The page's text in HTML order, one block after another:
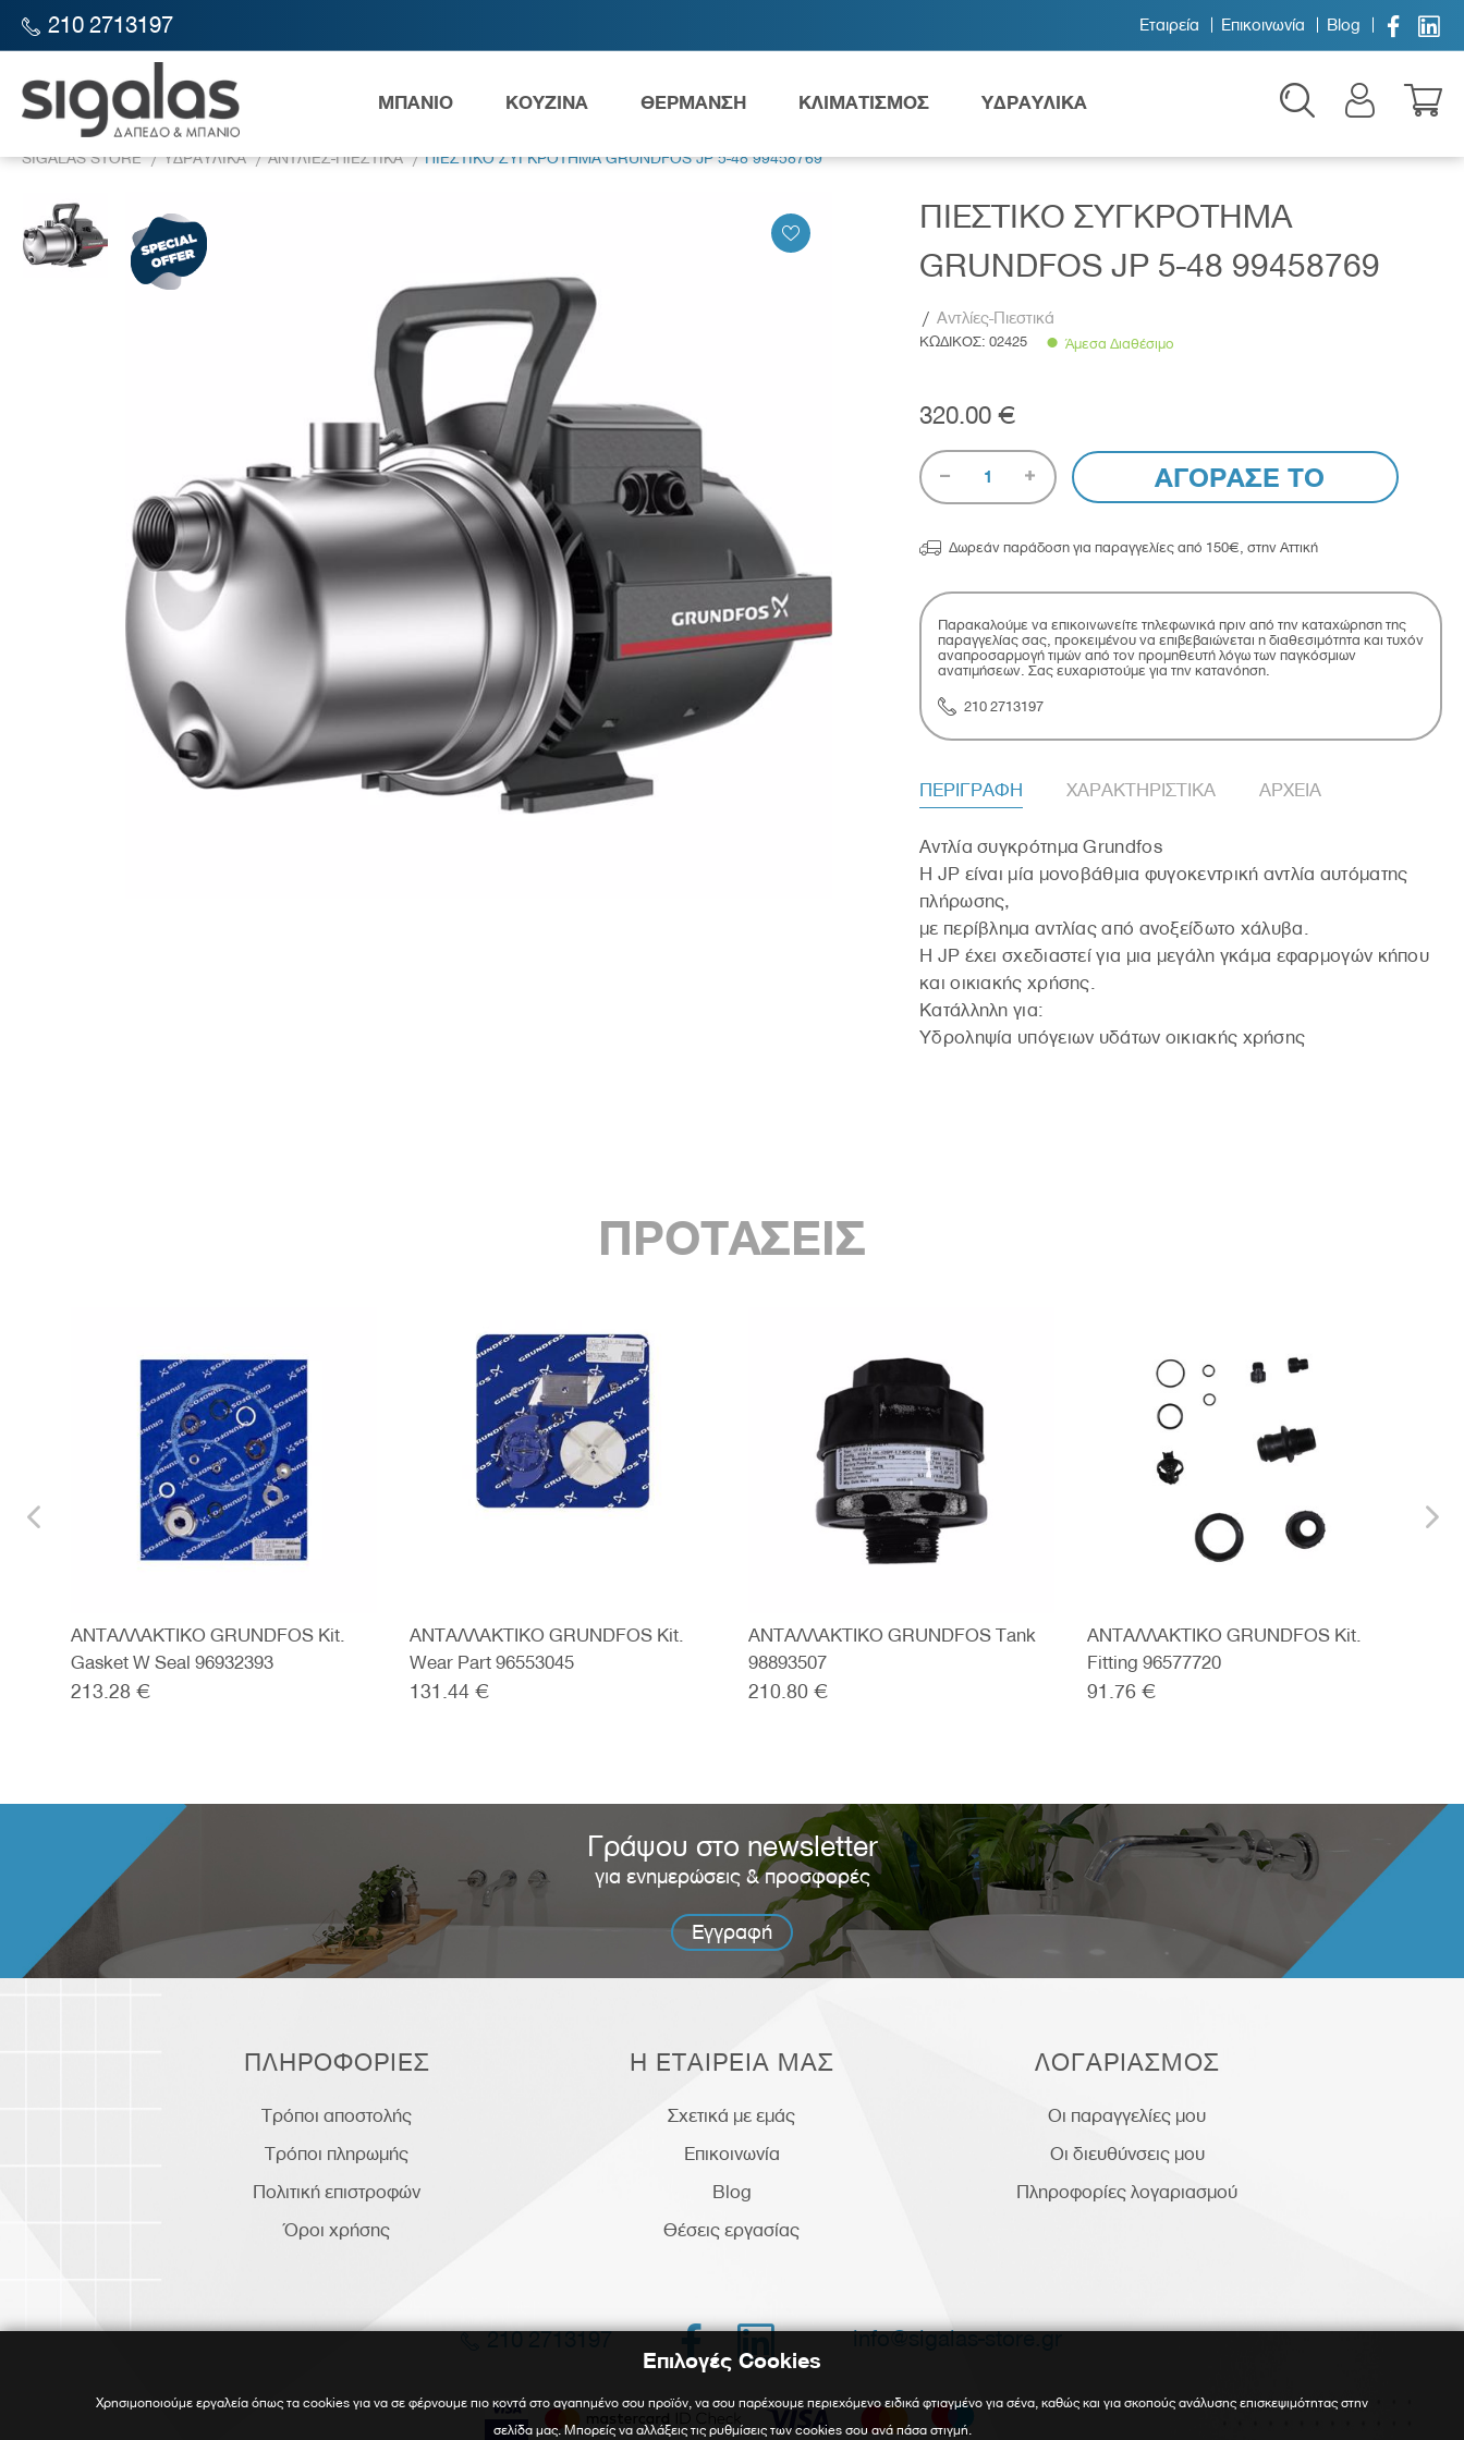
210 2713197 Εταιρεία Επικοινωνία Blog  
ΜΠΑΝΙΟ
AMEA Παιδικά
ΚΟΥΖΙΝΑ ΘΕΡΜΑΝΣΗ ΚΛΙΜΑΤΙΣΜΟΣ ΥΔΡΑΥΛΙΚΑ
SIGALAS STORE ΥΔΡΑΥΛΙΚΑ ΑΝΤΛΙΕΣ-ΠΙΕΣΤΙΚΑ ΠΙΕΣΤΙΚΟ ΣΥΓΚΡΟΤΗΜΑ GRUNDFOS JP 5-48 99458769
ΠΙΕΣΤΙΚΟ ΣΥΓΚΡΟΤΗΜΑ
GRUNDFOS JP 5-48 99458769
/ Αντλίες-Πιεστικά
ΚΩΔΙΚΟΣ: 02425 Άμεσα Διαθέσιμο
320.00 €
1 ΑΓΟΡΑΣΕ ΤΟ
 Δωρεάν παράδοση για παραγγελίες από 150€, στην Αττική
Παρακαλούμε να επικοινωνείτε τηλεφωνικά πριν από την καταχώρηση της
παραγγελίας σας, προκειμένου να επιβεβαιώνεται η διαθεσιμότητα και τυχόν
αναπροσαρμογή τιμών από τον προμηθευτή λόγω των παγκόσμιων
ανατιμήσεων. Σας ευχαριστούμε για την κατανόηση.
210 2713197
ΠΕΡΙΓΡΑΦΗ ΧΑΡΑΚΤΗΡΙΣΤΙΚΑ ΑΡΧΕΙΑ
Αντλία συγκρότημα Grundfos
Η JP είναι μία μονοβάθμια φυγοκεντρική αντλία αυτόματης
πλήρωσης,
με περίβλημα αντλίας από ανοξείδωτο χάλυβα.
Η JP έχει σχεδιαστεί για μια μεγάλη γκάμα εφαρμογών κήπου
και οικιακής χρήσης.
Κατάλληλη για:
Υδροληψία υπόγειων υδάτων οικιακής χρήσης
ΠΡΟΤΑΣΕΙΣ
ΑΝΤΑΛΛΑΚΤΙΚΟ GRUNDFOS Kit.
Gasket W Seal 96932393
213.28 €
ΑΝΤΑΛΛΑΚΤΙΚΟ GRUNDFOS Kit.
Wear Part 96553045
131.44 €
ΑΝΤΑΛΛΑΚΤΙΚΟ GRUNDFOS Tank
98893507
210.80 €
ΑΝΤΑΛΛΑΚΤΙΚΟ GRUNDFOS Kit.
Fitting 96577720
91.76 €
Γράψου στο newsletter
για ενημερώσεις & προσφορές
Εγγραφή
ΠΛΗΡΟΦΟΡΙΕΣ
Τρόποι αποστολής
Τρόποι πληρωμής
Πολιτική επιστροφών
Όροι χρήσης
Η ΕΤΑΙΡΕΙΑ ΜΑΣ
Σχετικά με εμάς
Επικοινωνία
Blog
Θέσεις εργασίας
ΛΟΓΑΡΙΑΣΜΟΣ
Οι παραγγελίες μου
Οι διευθύνσεις μου
Πληροφορίες λογαριασμού
210 2713197  
info@sigalas-store.gr
Επιλογές Cookies
Χρησιμοποιούμε εργαλεία όπως τα cookies για να σε φέρνουμε πιο κοντά στο αγαπημένο σου προϊόν, να σου παρέχουμε περιεχόμενο ειδικά φτιαγμένο για σένα, καθώς και για σκοπούς ανάλυσης επισκεψιμότητας στην
σελίδα μας. Μπορείς να αλλάξεις τις ρυθμίσεις των cookies σου ανά πάσα στιγμή.